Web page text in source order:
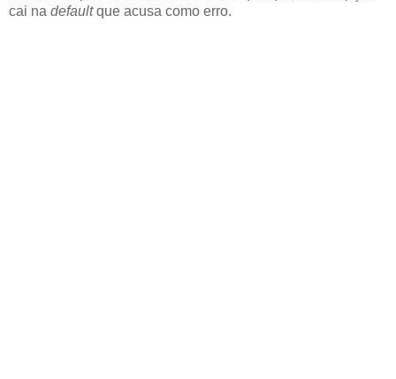
cai na defaultque acusa como erro.